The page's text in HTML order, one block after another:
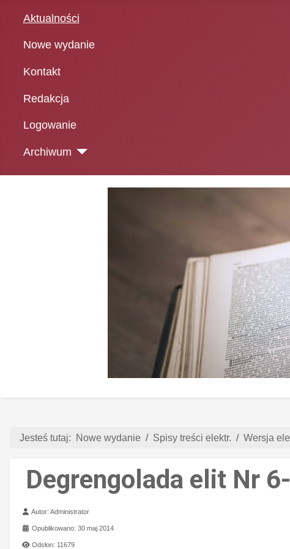
Aktualności
Nowe wydanie
Kontakt
Redakcja
Logowanie
Archiwum
Jesteś tutaj: Nowe wydanie Spisy treści elektr. Wersja
Degrengolada elit Nr
Szczegóły
Autor:Administrator
Opublikowano: 30 maj 2014
Odsłon: 11679